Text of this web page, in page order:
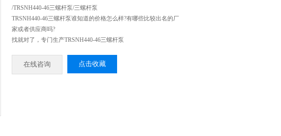
/TRSNH440-46三螺杆泵/三螺杆泵
TRSNH440-46三螺杆泵谁知道的价格怎么样?有哪些比较出名的厂
家或者供应商吗?
找就对了，专门生产TRSNH440-46三螺杆泵
在线咨询 点击收藏